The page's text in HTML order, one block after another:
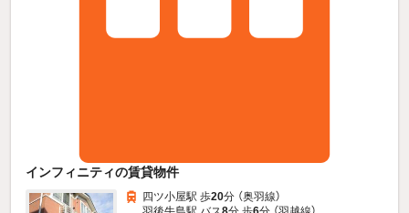
インフィニティの賃貸物件
四ツ小屋駅 歩20分 （奥羽線）